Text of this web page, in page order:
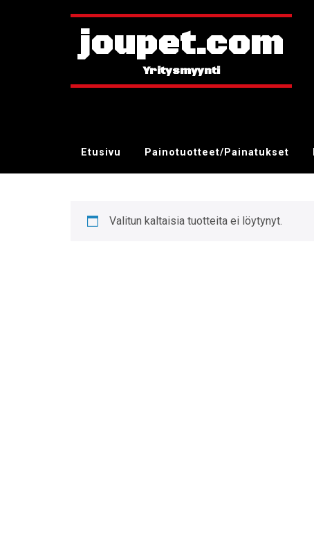
joupet.com
Etusivu Painotuotteet/Painatukset
Valitun kaltaisia tuotteita ei löytynyt.